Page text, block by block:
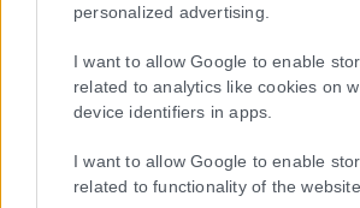
personalized advertising.
I want to allow Google to enable
related to analytics like cookies on
device identifiers in apps.
I want to allow Google to enable
related to functionality of the